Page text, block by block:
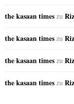
the kasaan times zu
the kasaan times zu
the kasaan times zu
the kasaan times zu